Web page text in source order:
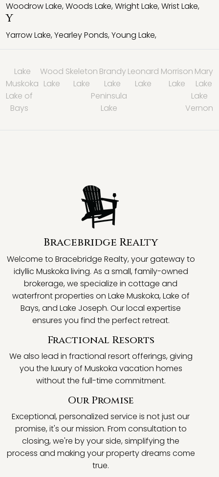
Woodrow Lake,Woods Lake,Wright Lake,Wrist Lake,
Y
Yarrow Lake,Yearley Ponds,Young Lake,
Lake
Muskoka
Wood
Lake
Skeleton
Lake
Brandy
Lake
Leonard
Lake
Morrison
Lake
Mary
Lake
Lake of
Bays
Peninsula
Lake
Lake
Vernon
Bracebridge Realty
Welcome to Bracebridge Realty, your gateway to
idyllic Muskoka living. As a small, family-owned
brokerage, we specialize in cottage and
waterfront properties on Lake Muskoka, Lake of
Bays, and Lake Joseph. Our local expertise
ensures you find the perfect retreat.
Fractional Resorts
We also lead in fractional resort offerings, giving
you the luxury of Muskoka vacation homes
without the full-time commitment.
Our Promise
Exceptional, personalized service is not just our
promise, it's our mission. From consultation to
closing, we're by your side, simplifying the
process and making your property dreams come
true.